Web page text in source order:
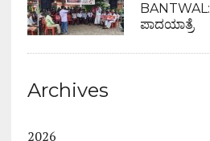
ಪಾದಯಾತ್ರೆ
Archives
2026